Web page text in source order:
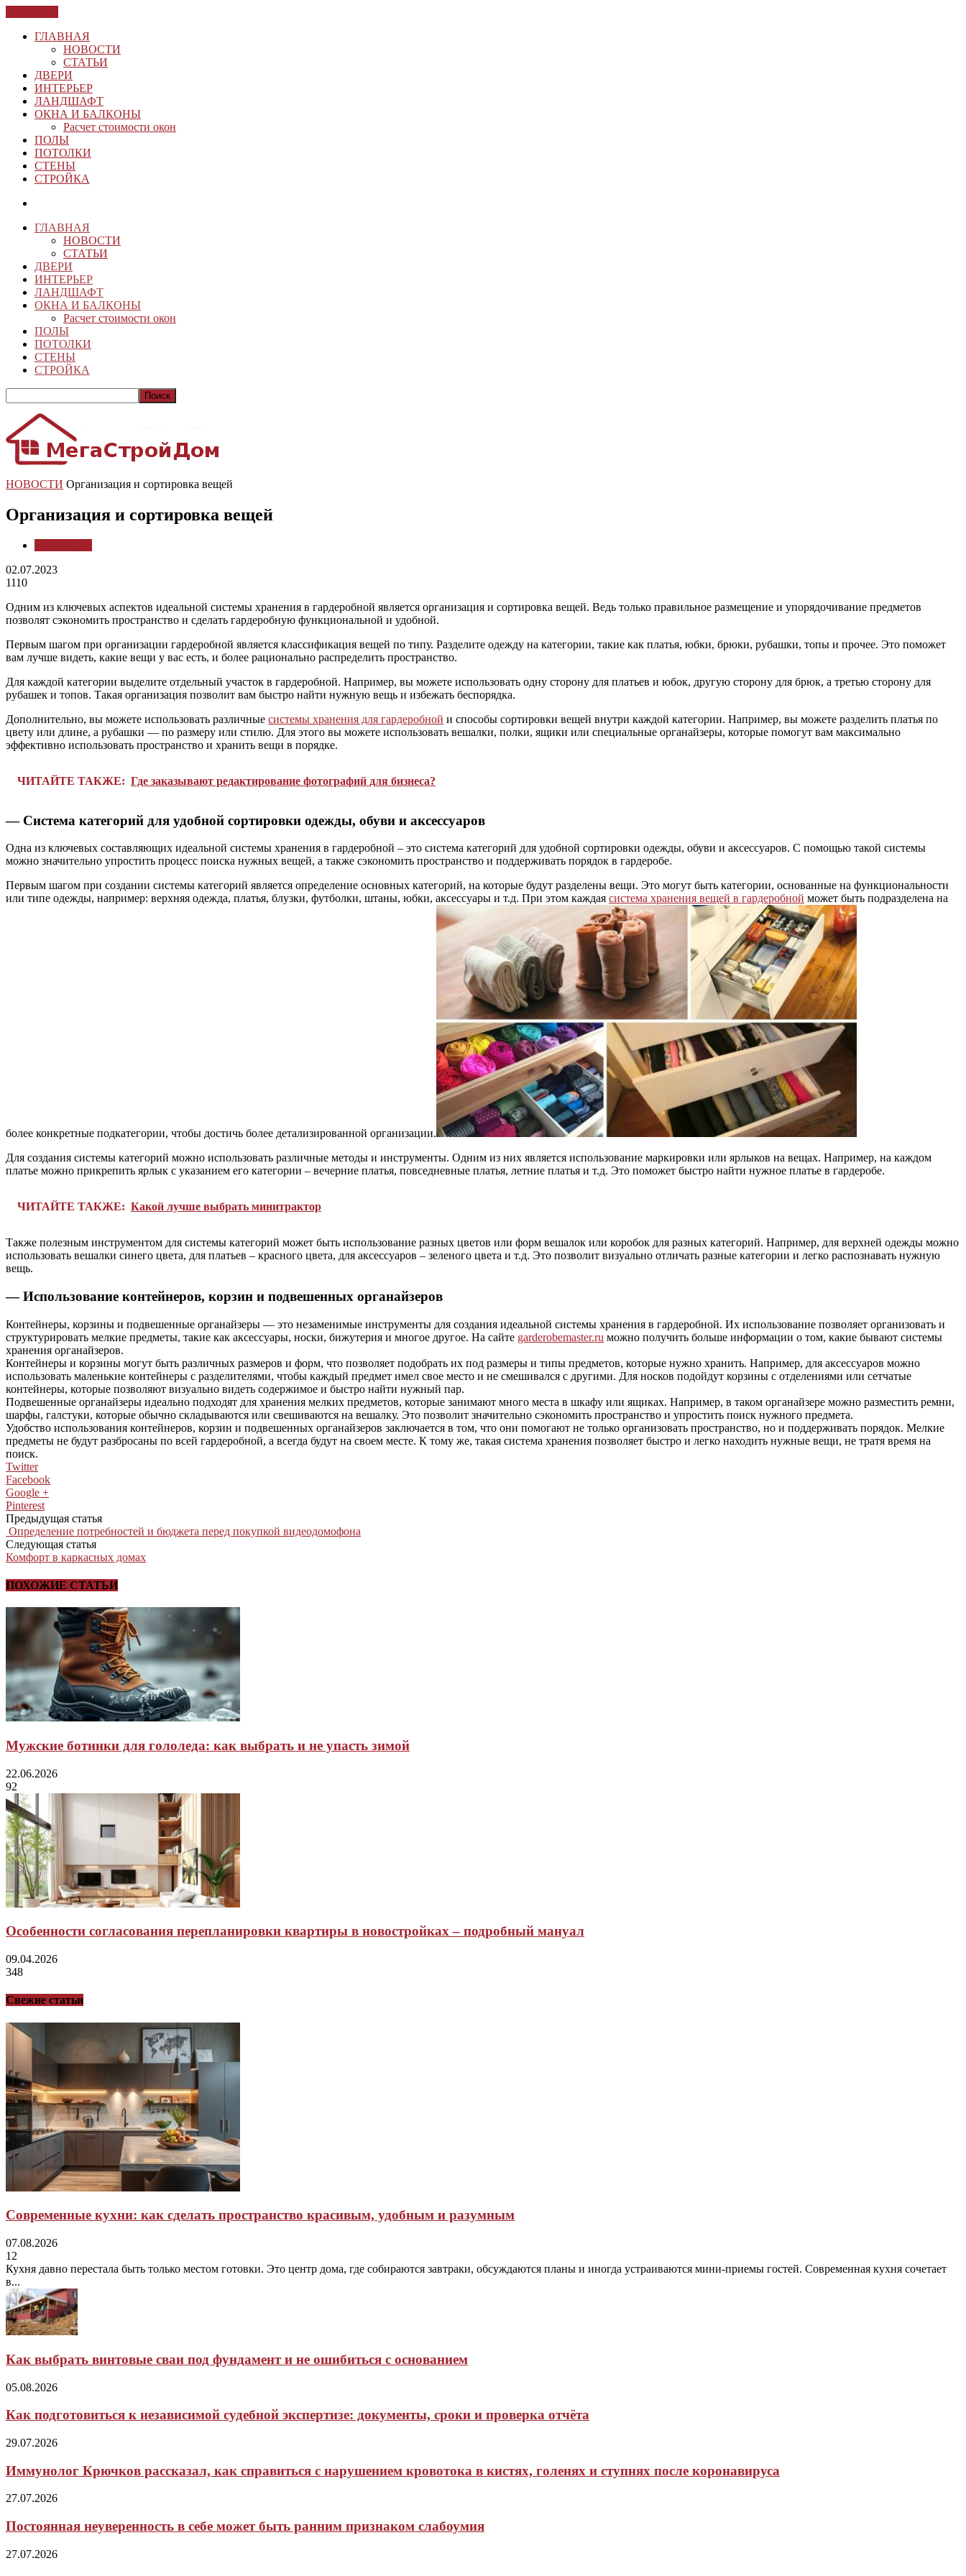
ГЛАВНАЯ
НОВОСТИ
СТАТЬИ
ДВЕРИ
ИНТЕРЬЕР
ЛАНДШАФТ
ОКНА И БАЛКОНЫ
Расчет стоимости окон
ПОЛЫ
ПОТОЛКИ
СТЕНЫ
СТРОЙКА
ГЛАВНАЯ
НОВОСТИ
СТАТЬИ
ДВЕРИ
ИНТЕРЬЕР
ЛАНДШАФТ
ОКНА И БАЛКОНЫ
Расчет стоимости окон
ПОЛЫ
ПОТОЛКИ
СТЕНЫ
СТРОЙКА
НОВОСТИ Организация и сортировка вещей
Организация и сортировка вещей
02.07.2023
1110
Одним из ключевых аспектов идеальной системы хранения в гардеробной является организация и сортировка вещей. Ведь только правильное размещение и упорядочивание предметов
позволят сэкономить пространство и сделать гардеробную функциональной и удобной.
Первым шагом при организации гардеробной является классификация вещей по типу. Разделите одежду на категории, такие как платья, юбки, брюки, рубашки, топы и прочее. Это поможет
вам лучше видеть, какие вещи у вас есть, и более рационально распределить пространство.
Для каждой категории выделите отдельный участок в гардеробной. Например, вы можете использовать одну сторону для платьев и юбок, другую сторону для брюк, а третью сторону для
рубашек и топов. Такая организация позволит вам быстро найти нужную вещь и избежать беспорядка.
Дополнительно, вы можете использовать различные системы хранения для гардеробной и способы сортировки вещей внутри каждой категории. Например, вы можете разделить платья по
цвету или длине, а рубашки — по размеру или стилю. Для этого вы можете использовать вешалки, полки, ящики или специальные органайзеры, которые помогут вам максимально
эффективно использовать пространство и хранить вещи в порядке.
ЧИТАЙТЕ ТАКЖЕ: Где заказывают редактирование фотографий для бизнеса?
— Система категорий для удобной сортировки одежды, обуви и аксессуаров
Одна из ключевых составляющих идеальной системы хранения в гардеробной – это система категорий для удобной сортировки одежды, обуви и аксессуаров. С помощью такой системы
можно значительно упростить процесс поиска нужных вещей, а также сэкономить пространство и поддерживать порядок в гардеробе.
Первым шагом при создании системы категорий является определение основных категорий, на которые будут разделены вещи. Это могут быть категории, основанные на функциональности
или типе одежды, например: верхняя одежда, платья, блузки, футболки, штаны, юбки, аксессуары и т.д. При этом каждая система хранения вещей в гардеробной может быть подразделена на
более конкретные подкатегории, чтобы достичь более детализированной организации.
Для создания системы категорий можно использовать различные методы и инструменты. Одним из них является использование маркировки или ярлыков на вещах. Например, на каждом
платье можно прикрепить ярлык с указанием его категории – вечерние платья, повседневные платья, летние платья и т.д. Это поможет быстро найти нужное платье в гардеробе.
ЧИТАЙТЕ ТАКЖЕ: Какой лучше выбрать минитрактор
Также полезным инструментом для системы категорий может быть использование разных цветов или форм вешалок или коробок для разных категорий. Например, для верхней одежды можно
использовать вешалки синего цвета, для платьев – красного цвета, для аксессуаров – зеленого цвета и т.д. Это позволит визуально отличать разные категории и легко распознавать нужную
вещь.
— Использование контейнеров, корзин и подвешенных органайзеров
Контейнеры, корзины и подвешенные органайзеры — это незаменимые инструменты для создания идеальной системы хранения в гардеробной. Их использование позволяет организовать и
структурировать мелкие предметы, такие как аксессуары, носки, бижутерия и многое другое. На сайте garderobemaster.ru можно получить больше информации о том, какие бывают системы
хранения органайзеров.
Контейнеры и корзины могут быть различных размеров и форм, что позволяет подобрать их под размеры и типы предметов, которые нужно хранить. Например, для аксессуаров можно
использовать маленькие контейнеры с разделителями, чтобы каждый предмет имел свое место и не смешивался с другими. Для носков подойдут корзины с отделениями или сетчатые
контейнеры, которые позволяют визуально видеть содержимое и быстро найти нужный пар.
Подвешенные органайзеры идеально подходят для хранения мелких предметов, которые занимают много места в шкафу или ящиках. Например, в таком органайзере можно разместить ремни,
шарфы, галстуки, которые обычно складываются или свешиваются на вешалку. Это позволит значительно сэкономить пространство и упростить поиск нужного предмета.
Удобство использования контейнеров, корзин и подвешенных органайзеров заключается в том, что они помогают не только организовать пространство, но и поддерживать порядок. Мелкие
предметы не будут разбросаны по всей гардеробной, а всегда будут на своем месте. К тому же, такая система хранения позволяет быстро и легко находить нужные вещи, не тратя время на
поиск.
Twitter
Facebook
Google +
Pinterest
Предыдущая статья
Определение потребностей и бюджета перед покупкой видеодомофона
Следующая статья
Комфорт в каркасных домах
ПОХОЖИЕ СТАТЬИ
Мужские ботинки для гололеда: как выбрать и не упасть зимой
22.06.2026
92
Особенности согласования перепланировки квартиры в новостройках – подробный мануал
09.04.2026
348
Свежие статьи
Современные кухни: как сделать пространство красивым, удобным и разумным
07.08.2026
12
Кухня давно перестала быть только местом готовки. Это центр дома, где собираются завтраки, обсуждаются планы и иногда устраиваются мини-приемы гостей. Современная кухня сочетает
в...
Как выбрать винтовые сваи под фундамент и не ошибиться с основанием
05.08.2026
Как подготовиться к независимой судебной экспертизе: документы, сроки и проверка отчёта
29.07.2026
Иммунолог Крючков рассказал, как справиться с нарушением кровотока в кистях, голенях и ступнях после коронавируса
27.07.2026
Постоянная неуверенность в себе может быть ранним признаком слабоумия
27.07.2026